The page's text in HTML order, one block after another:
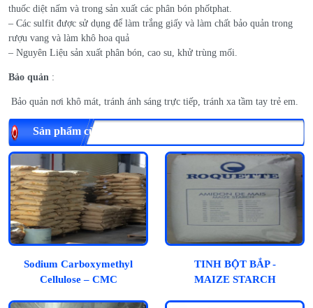
thuốc diệt nấm và trong sản xuất các phân bón phốtphat.
– Các sulfit được sử dụng để làm trắng giấy và làm chất bảo quản trong
rượu vang và làm khô hoa quả
– Nguyên Liệu sản xuất phân bón, cao su, khử trùng mối.
Bảo quản :
Bảo quản nơi khô mát, tránh ánh sáng trực tiếp, tránh xa tầm tay trẻ em.
Sản phẩm cùng loại
Sodium Carboxymethyl
Cellulose – CMC
TINH BỘT BẮP -
MAIZE STARCH